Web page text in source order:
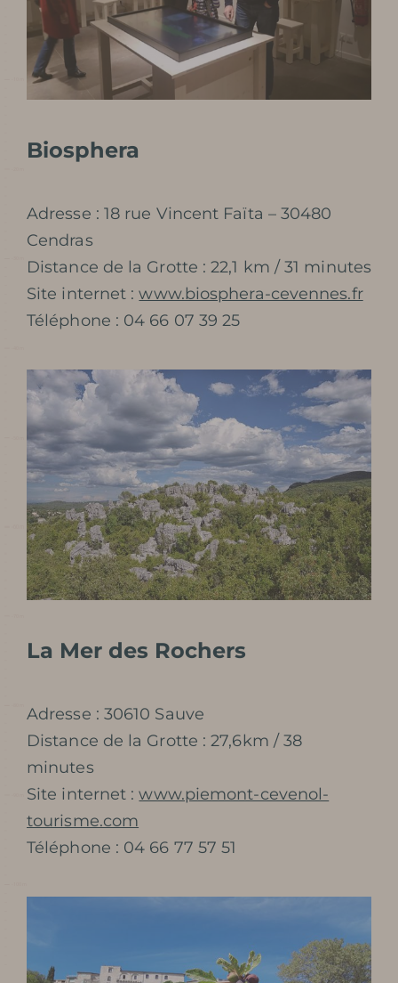
Biosphera
Adresse : 18 rue Vincent Faïta – 30480
Cendras
Distance de la Grotte : 22,1 km / 31 minutes
Site internet :www.biosphera-cevennes.fr
Téléphone : 04 66 07 39 25
La Mer des Rochers
Adresse : 30610 Sauve
Distance de la Grotte : 27,6km / 38
minutes
Site internet :www.piemont-cevenol-
tourisme.com
Téléphone : 04 66 77 57 51